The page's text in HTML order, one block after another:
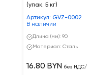
(упак. 5 кг)
Артикул: GVZ-0002
В наличии
Длина (мм): 90
Материал: Сталь
16.80 BYN без НДС/